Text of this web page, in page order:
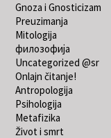
Gnoza i Gnosticizam
Preuzimanja
Mitologija
филозофија
Uncategorized @sr
Onlajn čitanje!
Antropologija
Psihologija
Metafizika
Život i smrt